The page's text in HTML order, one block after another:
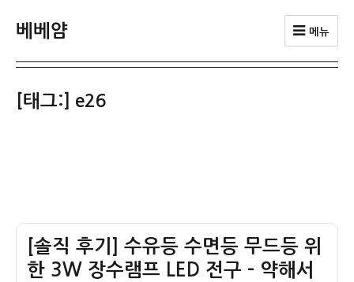
베베얌 메뉴
[태그:] e26
[솔직 후기] 수유등 수면등 무드등 위
한 3W 장수램프 LED 전구 – 약해서